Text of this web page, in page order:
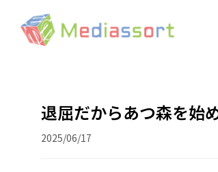
退屈だからあつ森を始
2025/06/17